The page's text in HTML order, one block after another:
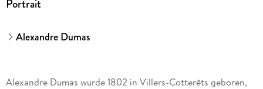
Portrait
Alexandre Dumas
Alexandre Dumas wurde 1802 in Villers-Cotterêts geboren,